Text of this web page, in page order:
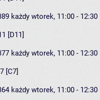
każdy wtorek, 11:00 - 12:30
[D11]
każdy wtorek, 11:00 - 12:30
[C7]
każdy wtorek, 11:00 - 12:30